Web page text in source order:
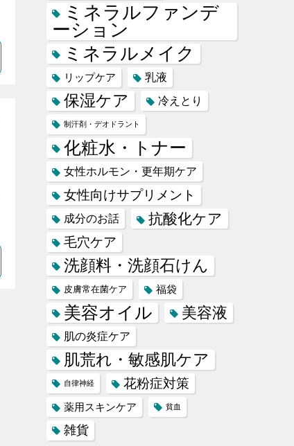
ミネラルファンデ
ーション
ミネラルメイク
リップケア 乳液
保湿ケア 冷えとり
制汗剤・デオドラント
化粧水・トナー
女性ホルモン・更年期ケア
女性向けサプリメント
成分のお話 抗酸化ケア
毛穴ケア
洗顔料・洗顔石けん
皮膚常在菌ケア 福袋
美容オイル 美容液
肌の炎症ケア
肌荒れ・敏感肌ケア
自律神経 花粉症対策
薬用スキンケア 貧血
雑貨